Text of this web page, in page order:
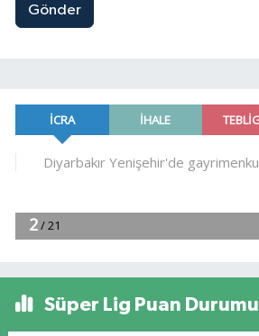
Gönder
Süper Lig Puan Durumu